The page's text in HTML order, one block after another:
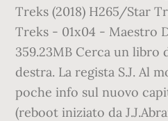
Treks (2018) H265/Star
Treks - 01x04 - Maestro
359.23MB Cerca un libro
destra. La regista S.J. Al
poche info sul nuovo
(reboot iniziato da